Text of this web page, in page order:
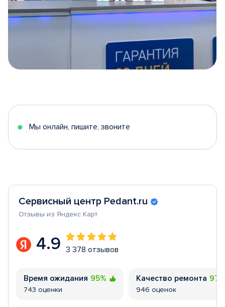
5
Мы онлайн, пишите, звоните
Сервисный центр Pedant.ru
Отзывы из Яндекс Карт
4.9 3 378 отзывов
Время ожидания 95%
743 оценки
Качество ремонта
946 оценок